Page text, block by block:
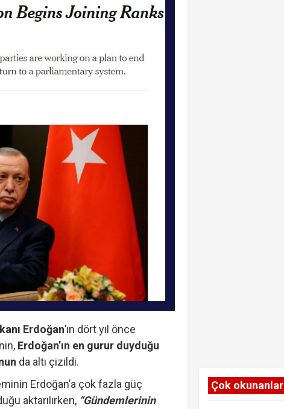
Erdoğan’ın dört yıl önce
Erdoğan’ın en gurur duyduğu
da altı çizildi.
Erdoğan’a çok fazla güç
aktarılırken, “Gündemlerinin
Çok okunanlar